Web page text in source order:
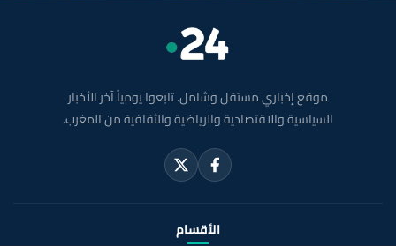
موقع إخباري مستقل وشامل. تابعوا يومياً آخر الأخبار
السياسية والاقتصادية والرياضية والثقافية من المغرب.
الأقسام